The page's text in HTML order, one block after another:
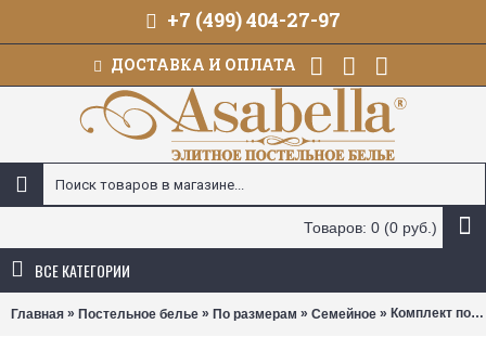
+7 (499) 404-27-97
ДОСТАВКА И ОПЛАТА
Товаров: 0 (0 руб.)
ВСЕ КАТЕГОРИИ
Главная » Постельное белье » По размерам » Семейное » Комплект постельного белья Asabella 2375 (размер семейный)